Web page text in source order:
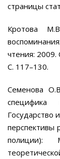
страницы
Кротова
чтения: 2009.
С. 117–130.
Семенова
Государство
перспективы
полиции):